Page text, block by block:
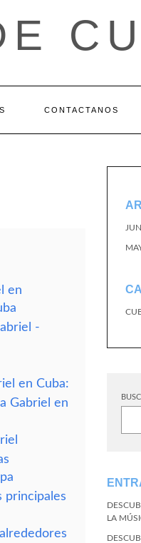
CONTACTANOS
en
-
en Cuba:
Gabriel en
principales
LA